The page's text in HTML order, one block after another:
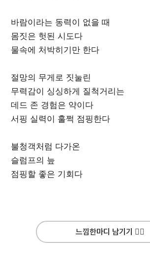
바람이라는 동력이 없을 때
몸짓은 헛된 시도다
물속에 처박히기만 한다
절망의 무게로 짓눌린
무력감이 싱싱하게 질척거리는
데드 존 경험은 약이다
서핑 실력이 훌쩍 점핑한다
불청객처럼 다가온
슬럼프의 늪
점핑할 좋은 기회다
느낌한마디 남기기 ✍🏻